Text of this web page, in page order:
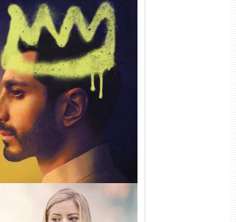
Torrent (2026) WEB-
DL 1080p Dual Áudio